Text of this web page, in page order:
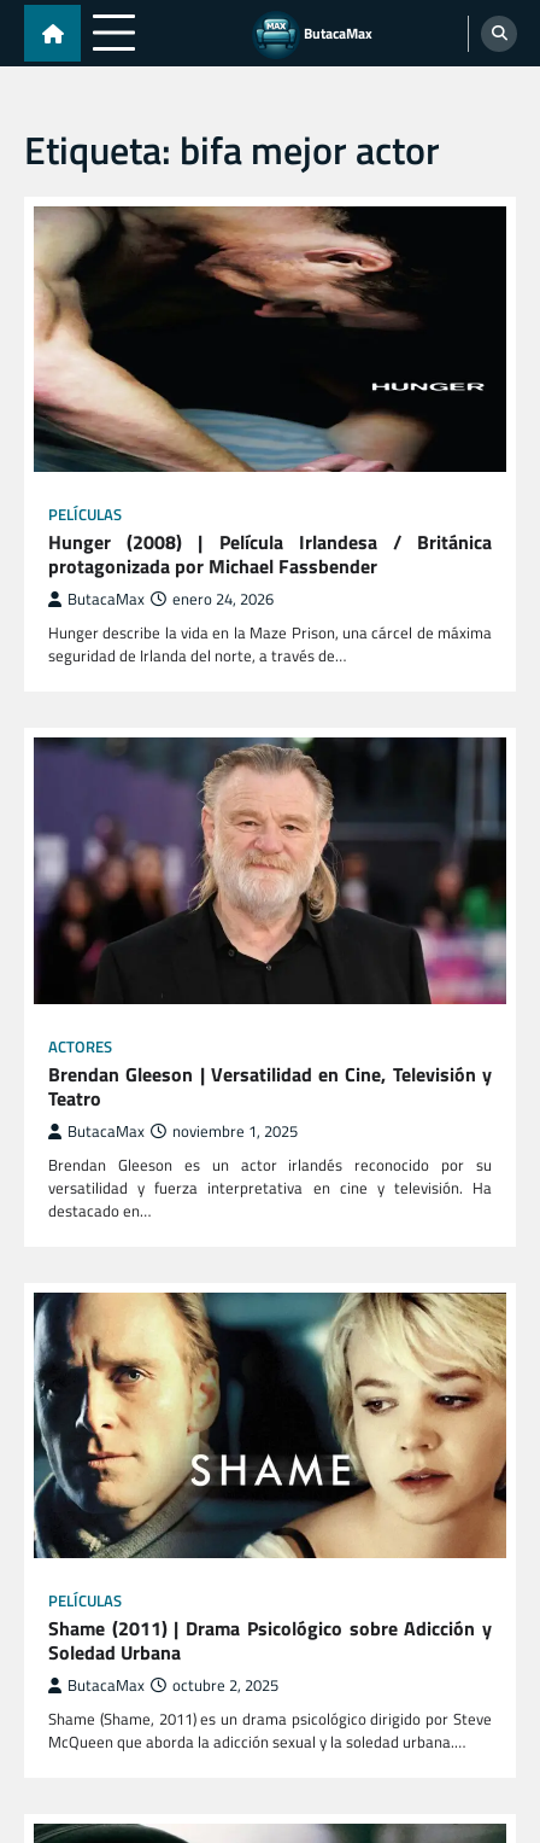
Skip
content
ButacaMax
Etiqueta: bifa mejor actor
PELÍCULAS
Hunger (2008) | Película Irlandesa / Británica
protagonizada por Michael Fassbender
ButacaMax enero 24, 2026
Hunger describe la vida en la Maze Prison, una cárcel de máxima
seguridad de Irlanda del norte, a través de…
ACTORES
Brendan Gleeson | Versatilidad en Cine, Televisión y
Teatro
ButacaMax noviembre 1, 2025
Brendan Gleeson es un actor irlandés reconocido por su
versatilidad y fuerza interpretativa en cine y televisión. Ha
destacado en…
PELÍCULAS
Shame (2011) | Drama Psicológico sobre Adicción y
Soledad Urbana
ButacaMax octubre 2, 2025
Shame (Shame, 2011) es un drama psicológico dirigido por Steve
McQueen que aborda la adicción sexual y la soledad urbana.…